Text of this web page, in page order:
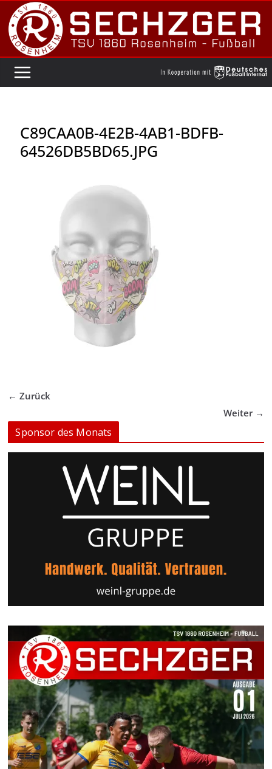
Zum
Inhalt
springen
C89CAA0B-4E2B-4AB1-BDFB-
64526DB5BD65.JPG
← Zurück
Weiter →
Sponsor des Monats